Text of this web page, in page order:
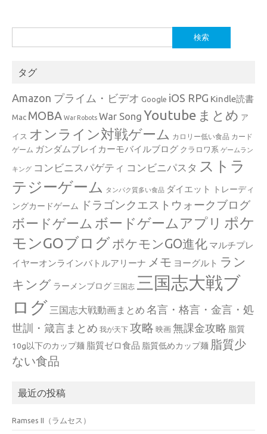
索:
タグ
Amazon プライム・ビデオ Google iOS RPG Kindle読書
Mac MOBA War Robots War Song Youtube まとめ ア
イス オンライン対戦ゲーム カロリー低い食品 カード
ゲーム ガンダムブレイカーモバイルブログ クラロワ系 ゲームラン
キング コンビニスパゲティ コンビニパスタ ストラ
テジーゲーム
タンパク質多い食品 ダイエット
トレーディ
ングカードゲーム
ドラゴンクエストウォークブログ
ボードゲーム ボードゲームアプリ ポケ
モンGOブログポケモンGO進化 マルチプレ
イヤーオンラインバトルアリーナ メモ ヨーグルト ラン
キング ラーメンブログ 三国志 三国志大戦ブ
ログ 三国志大戦動画まとめ 名言・格言・金言・処
世訓・箴言まとめ 我が天下 攻略 映画 無課金攻略 脂質
10g以下のカップ麺 脂質ゼロ食品 脂質低めカップ麺 脂質少
ない食品
最近の投稿
Ramses II（ラムセス）